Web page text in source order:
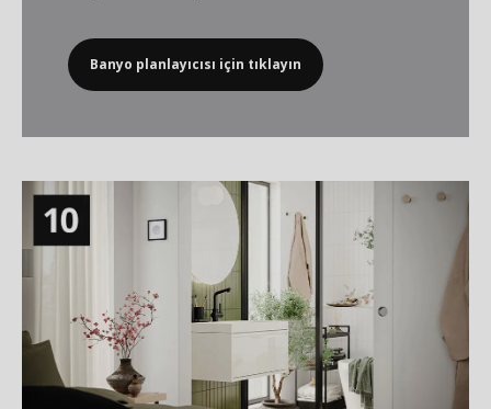
Banyo planlayıcısı için tıklayın